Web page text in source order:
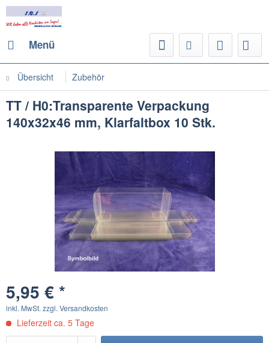
Menü
Übersicht Zubehör
TT / H0:Transparente Verpackung
140x32x46 mm, Klarfaltbox 10 Stk.
5,95 € *
inkl. MwSt. zzgl. Versandkosten
Lieferzeit ca. 5 Tage